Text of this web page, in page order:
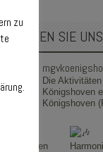
FOLGEN SIE
Die
Königshoven
Königshoven
zu